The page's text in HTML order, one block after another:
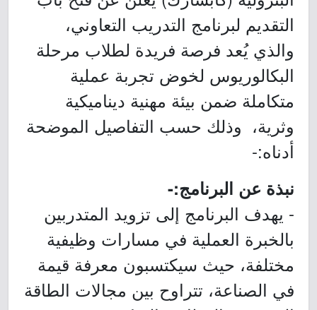
التقديم لبرنامج التدريب التعاوني،
والذي يُعد فرصة فريدة لطلاب مرحلة
البكالوريوس لخوض تجربة عملية
متكاملة ضمن بيئة مهنية ديناميكية
وثرية، وذلك حسب التفاصيل الموضحة
أدناه:-
نبذة عن البرنامج:-
- يهدف البرنامج إلى تزويد المتدربين
بالخبرة العملية في مسارات وظيفية
مختلفة، حيث سيكتسبون معرفة قيمة
في الصناعة، تتراوح بين مجالات الطاقة